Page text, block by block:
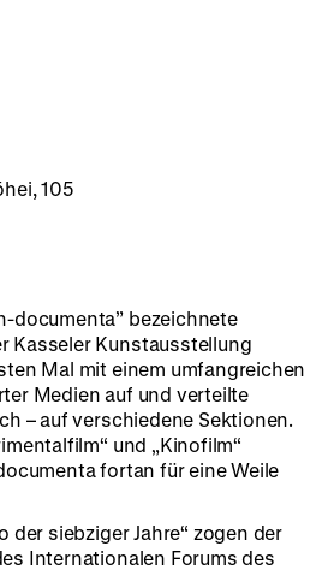
105
documenta” bezeichnete
Kasseler Kunstausstellung
Mal mit einem umfangreichen
Medien auf und verteilte
– auf verschiedene Sektionen.
und „Kinofilm“
fortan für eine Weile
der siebziger Jahre“ zogen der
Internationalen Forums des